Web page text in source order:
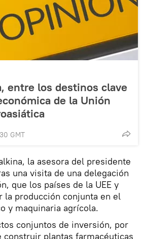
entre los destinos clave
de la Unión
GMT
la asesora del presidente
una visita de una delegación
que los países de la UEE y
la producción conjunta en el
y maquinaria agrícola.
conjuntos de inversión, por
plantas farmacéuticas